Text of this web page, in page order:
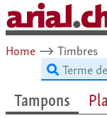
Home ⟶ Timbres
Tampons